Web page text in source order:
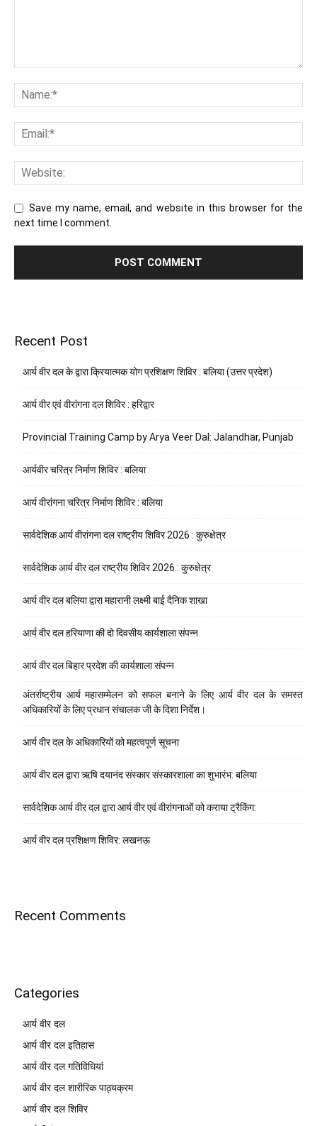
Save my name, email, and website in this browser for the
next time I comment.
Recent Post
आर्य वीर दल के द्वारा क्रियात्मक योग प्रशिक्षण शिविर : बलिया (उत्तर प्रदेश)
आर्य वीर एवं वीरांगना दल शिविर : हरिद्वार
Provincial Training Camp by Arya Veer Dal: Jalandhar, Punjab
आर्यवीर चरित्र निर्माण शिविर : बलिया
आर्य वीरांगना चरित्र निर्माण शिविर : बलिया
सार्वदेशिक आर्य वीरांगना दल राष्ट्रीय शिविर 2026 : कुरुक्षेत्र
सार्वदेशिक आर्य वीर दल राष्ट्रीय शिविर 2026 : कुरुक्षेत्र
आर्य वीर दल बलिया द्वारा महारानी लक्ष्मी बाई दैनिक शाखा
आर्य वीर दल हरियाणा की दो दिवसीय कार्यशाला संपन्न
आर्य वीर दल बिहार प्रदेश की कार्यशाला संपन्न
अंतर्राष्ट्रीय आर्य महासम्मेलन को सफल बनाने के लिए आर्य वीर दल के समस्त
अधिकारियों के लिए प्रधान संचालक जी के दिशा निर्देश।
आर्य वीर दल के अधिकारियों को महत्वपूर्ण सूचना
आर्य वीर दल द्वारा ऋषि दयानंद संस्कार संस्कारशाला का शुभारंभ: बलिया
सार्वदेशिक आर्य वीर दल द्वारा आर्य वीर एवं वीरांगनाओं को कराया ट्रैकिंग:
आर्य वीर दल प्रशिक्षण शिविर: लखनऊ
Recent Comments
Categories
आर्य वीर दल
आर्य वीर दल इतिहास
आर्य वीर दल गतिविधियां
आर्य वीर दल शारीरिक पाठ्यक्रम
आर्य वीर दल शिविर